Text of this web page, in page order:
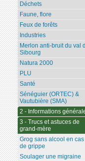
Déchets
Faune, flore
Feux de forêts
Industries
Merlon anti-bruit du val
Sibourg
Natura 2000
PLU
Santé
Sénéguier (ORTEC) &
Vautubière (SMA)
2 - Informations
3 - Trucs et astuces de
grand-mère
Grog sans alcool en cas
de grippe
Soulager une migraine